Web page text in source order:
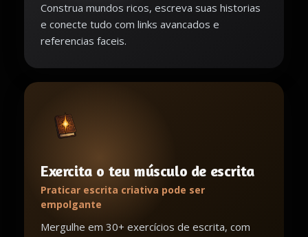
Construa mundos ricos, escreva suas historias
e conecte tudo com links avancados e
referencias faceis.
Exercita o teu músculo de escrita
Praticar escrita criativa pode ser
empolgante
Mergulhe em 30+ exercícios de escrita, com